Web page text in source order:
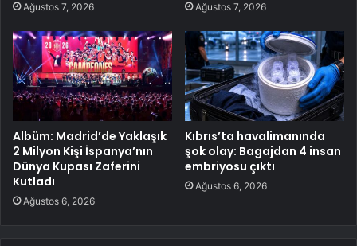
Ağustos 7, 2026 Ağustos 7, 2026
Albüm: Madrid’de Yaklaşık
2 Milyon Kişi İspanya’nın
Dünya Kupası Zaferini
Kutladı
Ağustos 6, 2026
Kıbrıs’ta havalimanında
şok olay: Bagajdan 4 insan
embriyosu çıktı
Ağustos 6, 2026